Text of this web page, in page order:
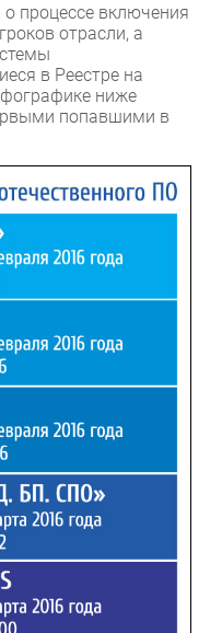
процессе включения
отрасли, а
в Реестре на
ниже
попавшими в